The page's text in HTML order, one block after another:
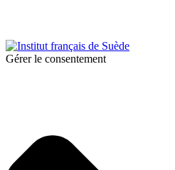
Gérer le consentement